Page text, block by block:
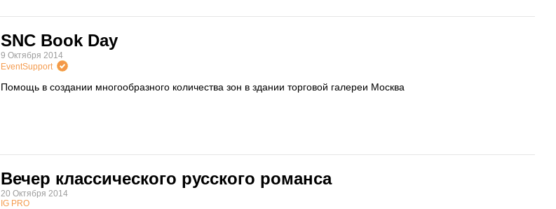
SNC Book Day
9 Октября 2014
EventSupport
Помощь в создании многообразного количества зон в здании торговой галереи Москва
Вечер классического русского романса
20 Октября 2014
IG PRO